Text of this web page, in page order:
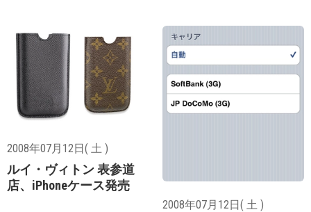
2008年07月12日( 土 )
ルイ・ヴィトン 表参道
店、iPhoneケース発売
2008年07月12日( 土 )